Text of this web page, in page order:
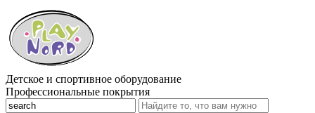
Детское и спортивное оборудование
Профессиональные покрытия